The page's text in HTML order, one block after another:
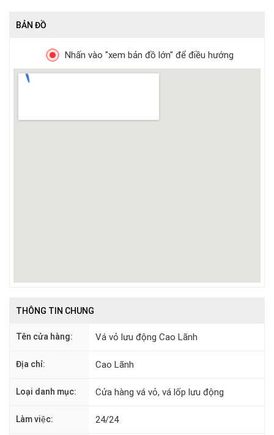
BẢN ĐỒ
Nhấn vào "xem bản đồ lớn" để điều hướng
THÔNG TIN CHUNG
Tên cửa hàng: Vá vỏ lưu động Cao Lãnh
Địa chỉ: Cao Lãnh
Loại danh mục: Cửa hàng vá vỏ, vá lốp lưu động
Làm việc: 24/24